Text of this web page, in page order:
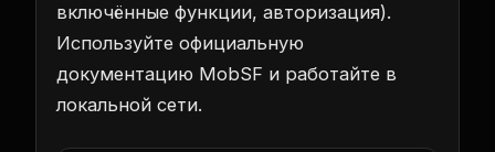
включённые функции, авторизация).
Используйте официальную
документацию MobSF и работайте в
локальной сети.